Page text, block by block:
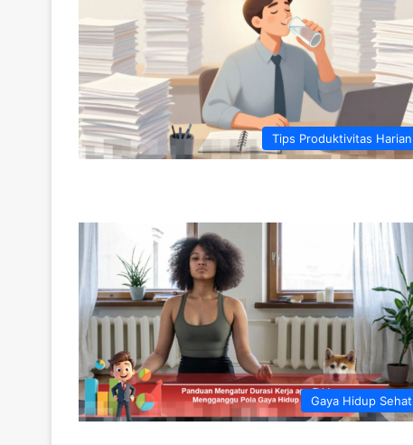
Tips Produktivitas Harian
Gaya Hidup Sehat